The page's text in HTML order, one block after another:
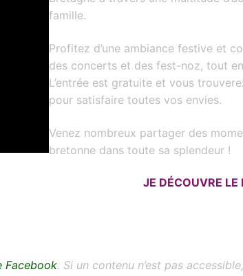
famille.
Profitez d’une ambiance festive et
des concerts et des fest-noz, tout
L’entrée est gratuite et vous
pour satisfaire toutes vos envies.
Venez nombreux partager des
bretonne dans toute sa splendeur !
JE DÉCOUVRE
Facebook. Si un contenu n’est pas